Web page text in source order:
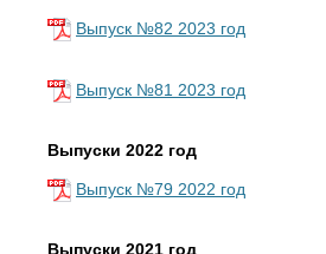
Выпуск №82 2023 год
Выпуск №81 2023 год
Выпуски 2022 год
Выпуск №79 2022 год
Выпуски 2021 год